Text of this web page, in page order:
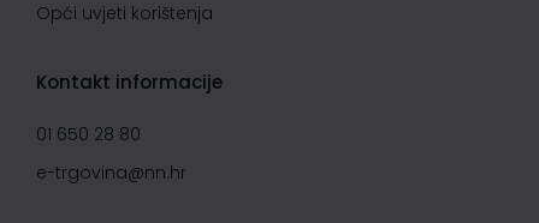
Opći uvjeti korištenja
Kontakt informacije
01 650 28 80
e-trgovina@nn.hr